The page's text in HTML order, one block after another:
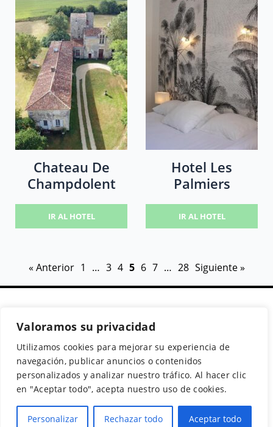
Valoramos su privacidad
Utilizamos cookies para mejorar su experiencia de
navegación, publicar anuncios o contenidos
personalizados y analizar nuestro tráfico. Al hacer clic
en "Aceptar todo", acepta nuestro uso de cookies.
Personalizar Rechazar todo Aceptar todo
Chateau De
Champdolent
IR AL HOTEL
Hotel Les
Palmiers
IR AL HOTEL
« Anterior 1 … 3 4 5 6 7 … 28 Siguiente »
Secciones
Buscador de
Hoteles
Guías de Viajes
Políticas
Política de cookies
Aviso Legal
Política de
Privacidad
Instagram
© 2026 Guias y Viajes. Todos los derechos reservados.